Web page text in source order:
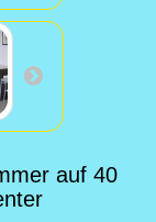
auf 40